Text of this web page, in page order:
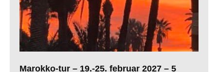
Marokko-tur – 19.-25. februar 2027 – 5